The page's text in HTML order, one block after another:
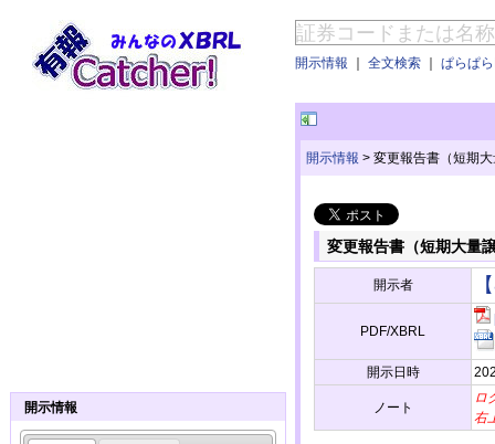
開示情報 ｜ 全文検索 ｜ ぱらぱ
開示情報 > 変更報告書（短期
変更報告書（短期大量
開示者
PDF/XBRL
開示日時
ノート
ロ
右
開示情報